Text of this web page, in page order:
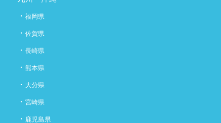
・ 福岡県
・ 佐賀県
・ 長崎県
・ 熊本県
・ 大分県
・ 宮崎県
・ 鹿児島県